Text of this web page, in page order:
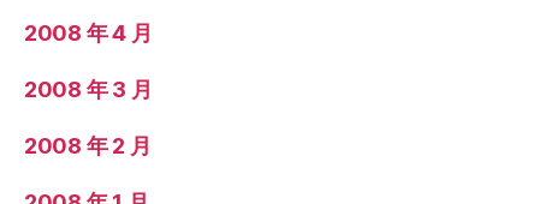
2008 年 4 月
2008 年 3 月
2008 年 2 月